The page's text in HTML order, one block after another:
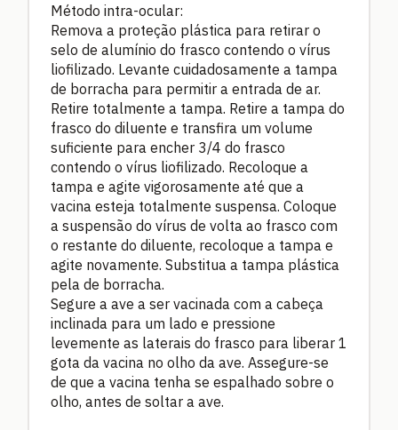
Método intra-ocular:
Remova a proteção plástica para retirar o
selo de alumínio do frasco contendo o vírus
liofilizado. Levante cuidadosamente a tampa
de borracha para permitir a entrada de ar.
Retire totalmente a tampa. Retire a tampa do
frasco do diluente e transfira um volume
suficiente para encher 3/4 do frasco
contendo o vírus liofilizado. Recoloque a
tampa e agite vigorosamente até que a
vacina esteja totalmente suspensa. Coloque
a suspensão do vírus de volta ao frasco com
o restante do diluente, recoloque a tampa e
agite novamente. Substitua a tampa plástica
pela de borracha.
Segure a ave a ser vacinada com a cabeça
inclinada para um lado e pressione
levemente as laterais do frasco para liberar 1
gota da vacina no olho da ave. Assegure-se
de que a vacina tenha se espalhado sobre o
olho, antes de soltar a ave.